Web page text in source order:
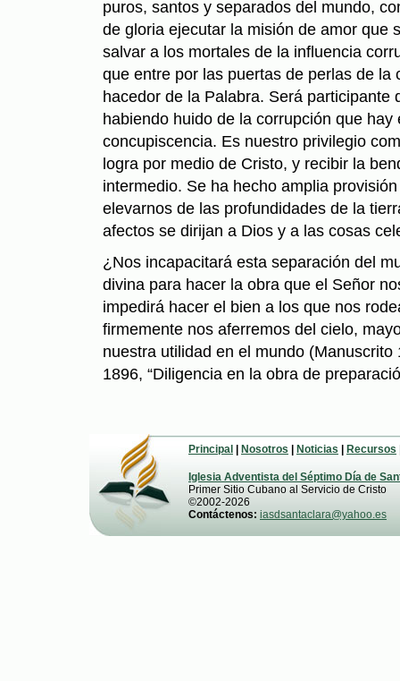
puros, santos y separados del mundo,
de gloria ejecutar la misión de amor que
salvar a los mortales de la influencia
que entre por las puertas de perlas de la
hacedor de la Palabra. Será participante
habiendo huido de la corrupción que
concupiscencia. Es nuestro privilegio
logra por medio de Cristo, y recibir la
intermedio. Se ha hecho amplia
elevarnos de las profundidades de la
afectos se dirijan a Dios y a las cosas
¿Nos incapacitará esta separación del
divina para hacer la obra que el Señor
impedirá hacer el bien a los que nos
firmemente nos aferremos del cielo,
nuestra utilidad en el mundo
1896, “Diligencia en la obra de
Principal Nosotros Noticias Recursos
Iglesia Adventista del Séptimo Día de
Primer Sitio Cubano al Servicio de Cristo
©2002-2026
Contáctenos: iasdsantaclara@yahoo.es